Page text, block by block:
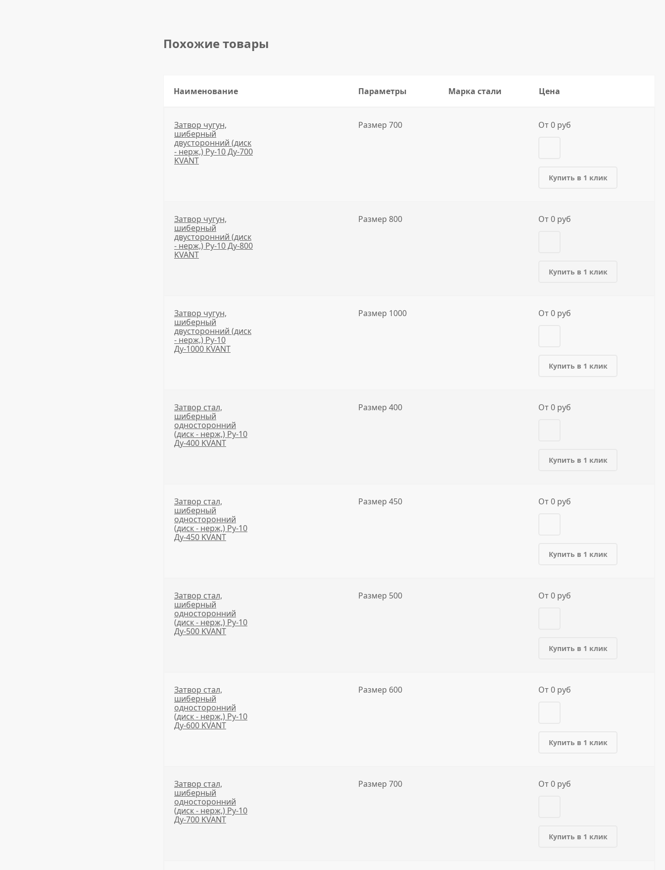
Похожие товары
Наименование Параметры Марка стали Цена
Затвор чугун,
шиберный
двусторонний (диск
- нерж,) Ру-10 Ду-700
KVANT
Размер 700 От 0 руб
Купить в 1 клик
Затвор чугун,
шиберный
двусторонний (диск
- нерж,) Ру-10 Ду-800
KVANT
Размер 800 От 0 руб
Купить в 1 клик
Затвор чугун,
шиберный
двусторонний (диск
- нерж,) Ру-10
Ду-1000 KVANT
Размер 1000 От 0 руб
Купить в 1 клик
Затвор стал,
шиберный
односторонний
(диск - нерж,) Ру-10
Ду-400 KVANT
Размер 400 От 0 руб
Купить в 1 клик
Затвор стал,
шиберный
односторонний
(диск - нерж,) Ру-10
Ду-450 KVANT
Размер 450 От 0 руб
Купить в 1 клик
Затвор стал,
шиберный
односторонний
(диск - нерж,) Ру-10
Ду-500 KVANT
Размер 500 От 0 руб
Купить в 1 клик
Затвор стал,
шиберный
односторонний
(диск - нерж,) Ру-10
Ду-600 KVANT
Размер 600 От 0 руб
Купить в 1 клик
Затвор стал,
шиберный
односторонний
(диск - нерж,) Ру-10
Ду-700 KVANT
Размер 700 От 0 руб
Купить в 1 клик